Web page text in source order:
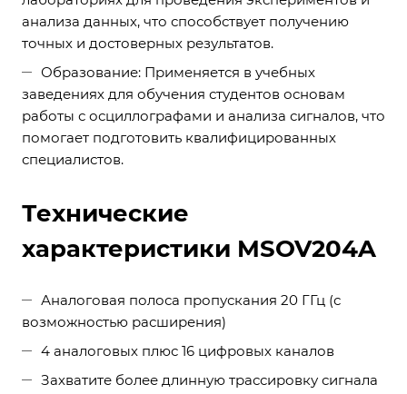
анализа данных, что способствует получению
точных и достоверных результатов.
Образование: Применяется в учебных
заведениях для обучения студентов основам
работы с осциллографами и анализа сигналов, что
помогает подготовить квалифицированных
специалистов.
Технические
характеристики MSOV204A
Аналоговая полоса пропускания 20 ГГц (с
возможностью расширения)
4 аналоговых плюс 16 цифровых каналов
Захватите более длинную трассировку сигнала